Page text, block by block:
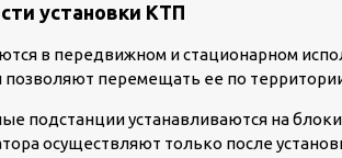
установки КТП
в передвижном и стационарном
позволяют перемещать ее по
подстанции устанавливаются на
осуществляют только после